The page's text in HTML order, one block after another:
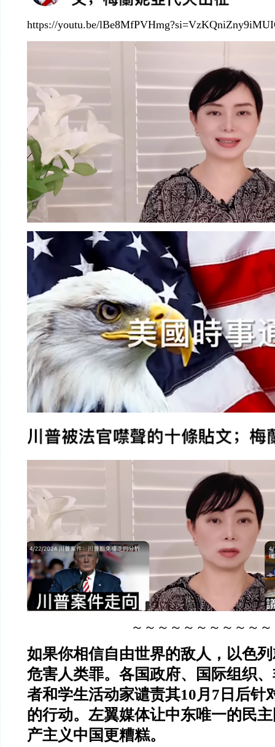
https://youtu.be/
～～～～～～～～～～
如果你相信自由世界的敌人，以色
危害人类罪。各国政府、国际组织
者和学生活动家谴责其10月7日后针
的行动。左翼媒体让中东唯一的民
产主义中国更糟糕。